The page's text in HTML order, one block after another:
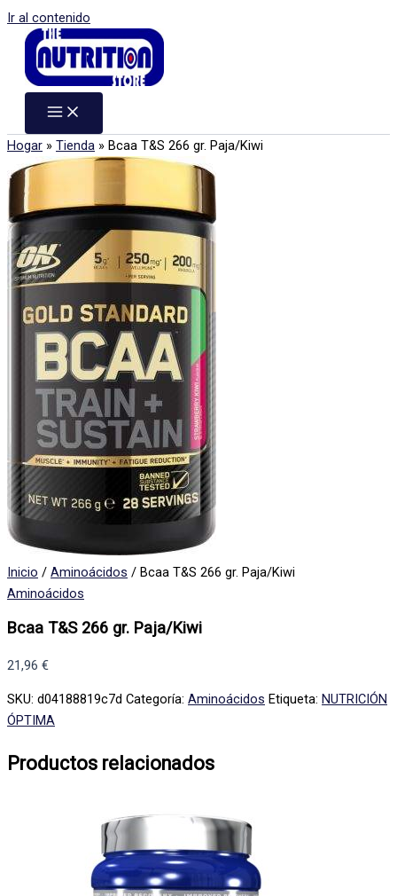
Ir al contenido
Hogar » Tienda » Bcaa T&S 266 gr. Paja/Kiwi
Inicio / Aminoácidos / Bcaa T&S 266 gr. Paja/Kiwi
Aminoácidos
Bcaa T&S 266 gr. Paja/Kiwi
21,96 €
SKU: d04188819c7d Categoría: Aminoácidos Etiqueta: NUTRICIÓN
ÓPTIMA
Productos relacionados